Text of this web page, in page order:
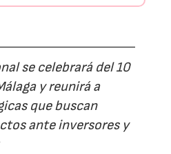
se celebrará del 10
y reunirá a
que buscan
ante inversores y